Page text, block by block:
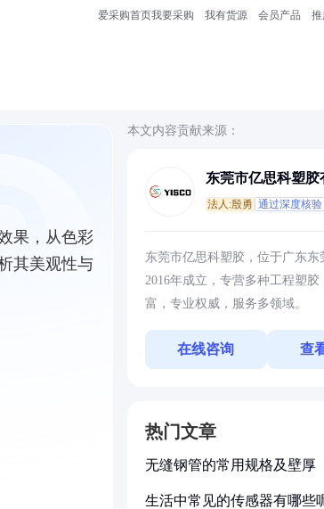
爱采购首页我要采购 我有货源 会员产品 推
果，从色彩
其美观性与
本文内容贡献来源：
东莞市亿思科塑胶
法人:殷勇 通过深度核验
东莞市亿思科塑胶，位于广东东
2016年成立，专营多种工程塑胶
富，专业权威，服务多领域。
在线咨询 查
热门文章
无缝钢管的常用规格及壁厚
生活中常见的传感器有哪些